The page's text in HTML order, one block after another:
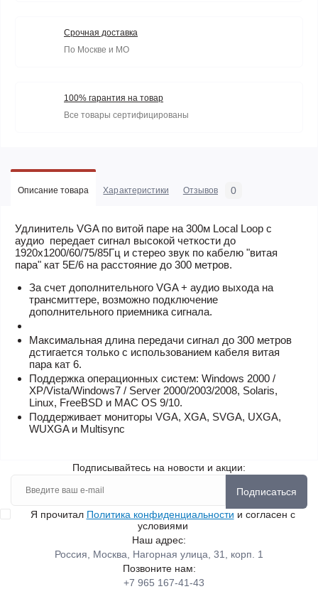
Срочная доставка
По Москве и МО
100% гарантия на товар
Все товары сертифицированы
Описание товара Характеристики Отзывов 0
Удлинитель VGA по витой паре на 300м Local Loop с
аудио передает сигнал высокой четкости до
1920х1200/60/75/85Гц и стерео звук по кабелю "витая
пара" кат 5Е/6 на расстояние до 300 метров.
За счет дополнительного VGA + аудио выхода на
трансмиттере, возможно подключение
дополнительного приемника сигнала.
Максимальная длина передачи сигнал до 300 метров
дстигается только с использованием кабеля витая
пара кат 6.
Поддержка операционных систем: Windows 2000 /
XP/Vista/Windows7 / Server 2000/2003/2008, Solaris,
Linux, FreeBSD и MAC OS 9/10.
Поддерживает мониторы VGA, XGA, SVGA, UXGA,
WUXGA и Multisync
Подписывайтесь на новости и акции:
Подписаться
Я прочитал Политика конфиденциальности и согласен с
условиями
Наш адрес:
Россия, Москва, Нагорная улица, 31, корп. 1
Позвоните нам:
+7 965 167-41-43